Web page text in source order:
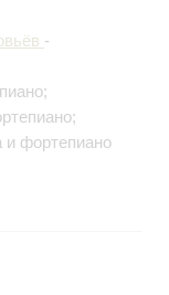
-
и фортепиано